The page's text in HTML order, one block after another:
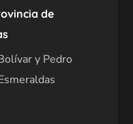
de
y Pedro